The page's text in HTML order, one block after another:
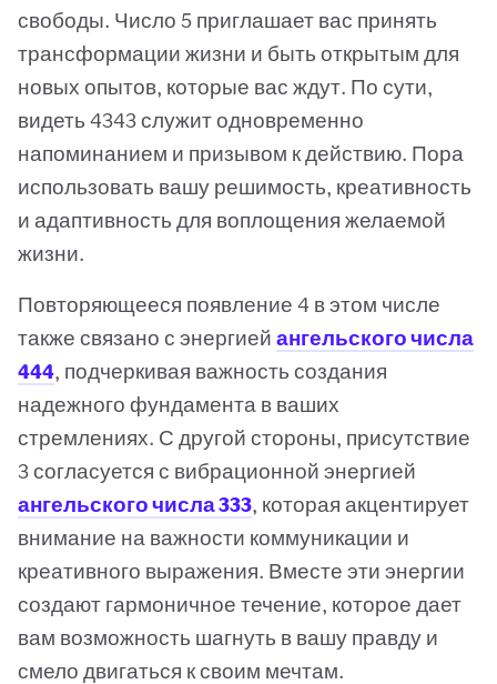
свободы. Число 5 приглашает вас принять
трансформации жизни и быть открытым для
новых опытов, которые вас ждут. По сути,
видеть 4343 служит одновременно
напоминанием и призывом к действию. Пора
использовать вашу решимость, креативность
и адаптивность для воплощения желаемой
жизни.
Повторяющееся появление 4 в этом числе
также связано с энергией ангельского числа
444, подчеркивая важность создания
надежного фундамента в ваших
стремлениях. С другой стороны, присутствие
3 согласуется с вибрационной энергией
ангельского числа 333, которая акцентирует
внимание на важности коммуникации и
креативного выражения. Вместе эти энергии
создают гармоничное течение, которое дает
вам возможность шагнуть в вашу правду и
смело двигаться к своим мечтам.